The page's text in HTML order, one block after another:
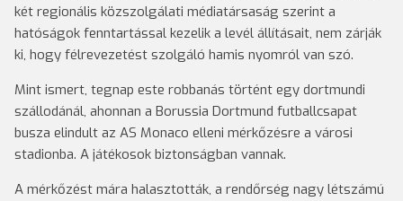
két regionális közszolgálati médiatársaság szerint a
hatóságok fenntartással kezelik a levél állításait, nem zárják
ki, hogy félrevezetést szolgáló hamis nyomról van szó.
Mint ismert, tegnap este robbanás történt egy dortmundi
szállodánál, ahonnan a Borussia Dortmund futballcsapat
busza elindult az AS Monaco elleni mérkőzésre a városi
stadionba. A játékosok biztonságban vannak.
A mérkőzést mára halasztották, a rendőrség nagy létszámú